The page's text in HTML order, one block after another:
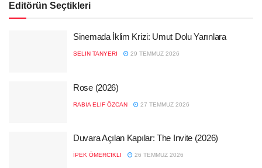
Editörün Seçtikleri
Sinemada İklim Krizi: Umut Dolu Yarınlara
SELIN TANYERI 29 TEMMUZ 2026
Rose (2026)
RABIA ELIF ÖZCAN 27 TEMMUZ 2026
Duvara Açılan Kapılar: The Invite (2026)
İPEK ÖMERCIKLI 26 TEMMUZ 2026